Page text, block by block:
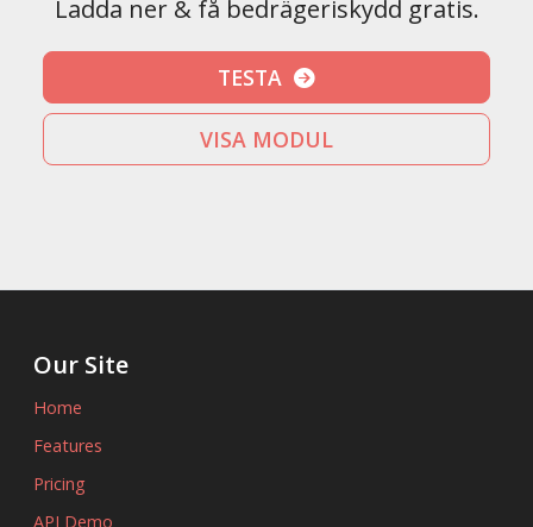
Ladda ner & få bedrägeriskydd gratis.
TESTA
VISA MODUL
Our Site
Home
Features
Pricing
API Demo